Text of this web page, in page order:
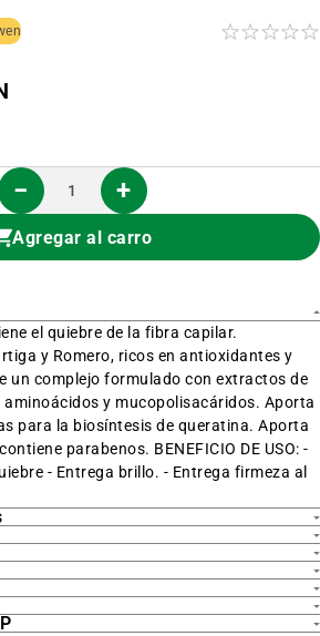
Agregar al carro
el quiebre de la fibra capilar.
y Romero, ricos en antioxidantes y
un complejo formulado con extractos de
y mucopolisacáridos. Aporta
para la biosíntesis de queratina. Aporta
parabenos. BENEFICIO DE USO: -
- Entrega brillo. - Entrega firmeza al